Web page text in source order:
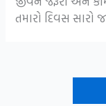
તમારો દિવસ સારો